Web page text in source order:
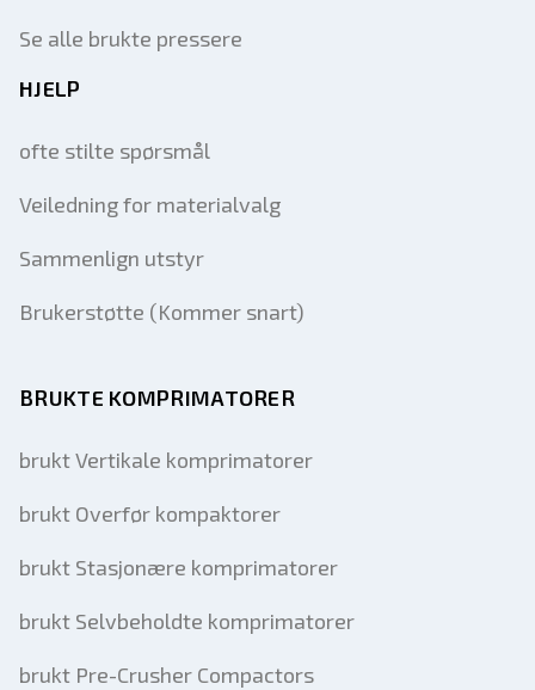
Se alle brukte pressere
HJELP
ofte stilte spørsmål
Veiledning for materialvalg
Sammenlign utstyr
Brukerstøtte (Kommer snart)
BRUKTE KOMPRIMATORER
brukt Vertikale komprimatorer
brukt Overfør kompaktorer
brukt Stasjonære komprimatorer
brukt Selvbeholdte komprimatorer
brukt Pre-Crusher Compactors